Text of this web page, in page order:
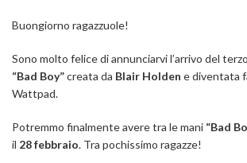
Buongiorno ragazzuole!
Sono molto felice di annunciarvi l’arrivo del
“Bad Boy”creata da Blair Holden e diventata
Wattpad.
Potremmo finalmente avere tra le mani “Bad
il 28 febbraio. Tra pochissimo ragazze!